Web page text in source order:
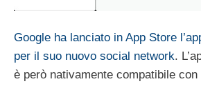
Google ha lanciato in App Store
per il suo nuovo social network.
è però nativamente compatibile